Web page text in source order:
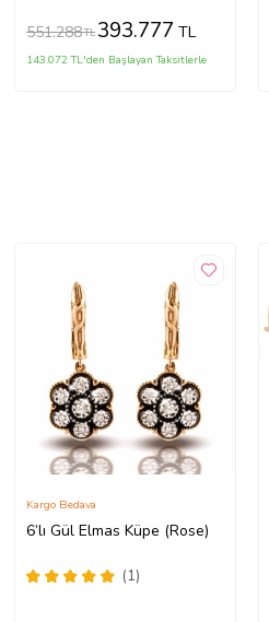
551.288TL 393.777 TL
143.072 TL'den Başlayan Taksitlerle
6’lı Gül Elmas Küpe (Rose)
(1)
Kargo Bedava